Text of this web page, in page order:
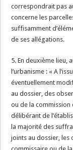
correspondrait pas
concerne les
suffisamment
de ses allégations.
5. En deuxième lieu,
l’urbanisme : « A
éventuellement
au dossier, des
ou de la commission
délibérant de
la majorité des
joints au dossier, les